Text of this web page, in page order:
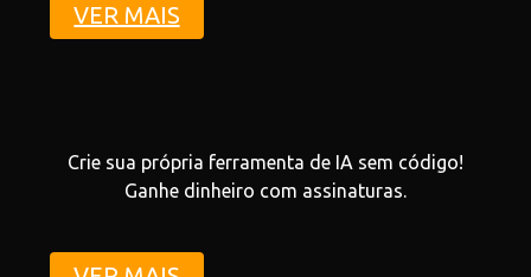
VER MAIS
Crie sua própria ferramenta de IA sem código!
Ganhe dinheiro com assinaturas.